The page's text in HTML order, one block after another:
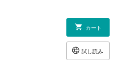
カート
試し読み